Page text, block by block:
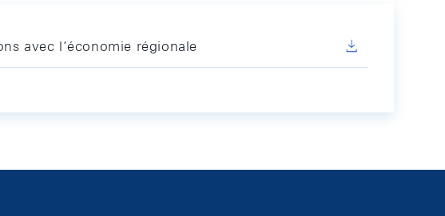
avec l’économie régionale